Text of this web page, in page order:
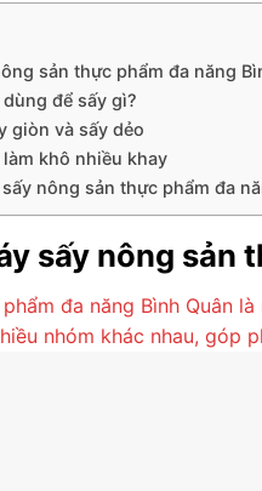
sản thực phẩm đa năng
để sấy gì?
giòn và sấy dẻo
khô nhiều khay
nông sản thực phẩm đa
sấy nông sản
đa năng Bình Quân
nhóm khác nhau, góp